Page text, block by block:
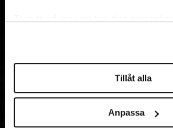
Du kan ändra eller dra tillbaka ditt
helst från cookie-förklaringen.
Vi använder enhetsidentifierare för att
för sociala medier och analysera vår
Tillåt alla
Anpassa